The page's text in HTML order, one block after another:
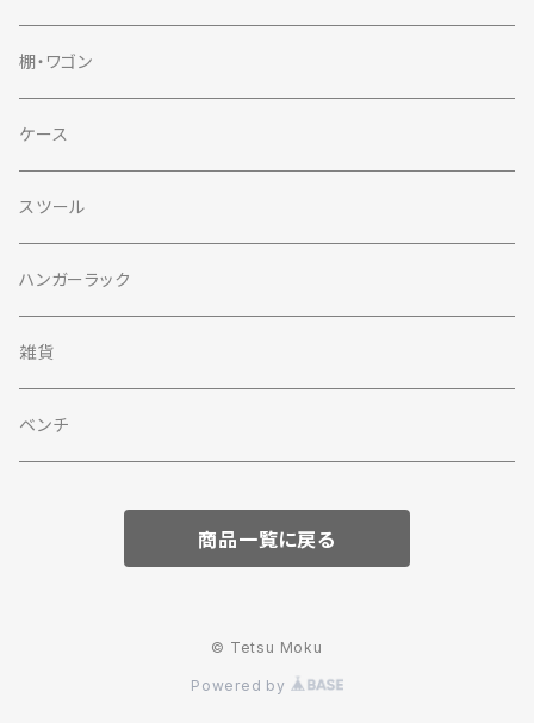
棚・ワゴン
ケース
スツール
ハンガーラック
雑貨
ベンチ
商品一覧に戻る
© Tetsu Moku
Powered by